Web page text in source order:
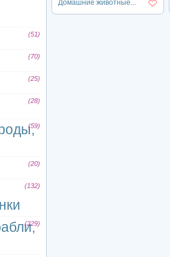
(51)
(70)
(25)
(28)
(59)
(20)
(132)
(229)
Домашние животные...